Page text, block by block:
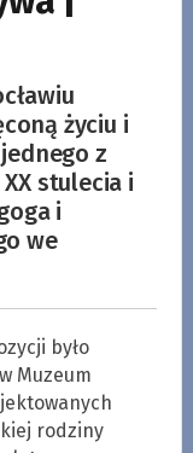
życiu i
z
stulecia i
i
we
było
Muzeum
rodziny